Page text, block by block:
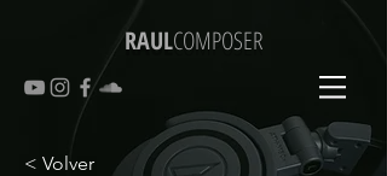
RAULCOMPOSER
< Volver